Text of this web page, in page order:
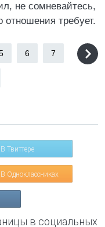
не сомневайтесь,
отношения требует.
6 7
В Твиттере
В Одноклассниках
в социальных